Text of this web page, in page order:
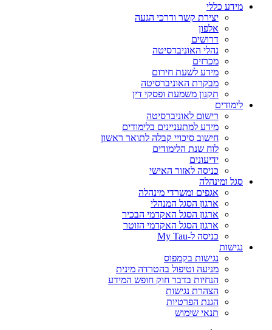
מידע כללי
יצירת קשר ודרכי הגעה
אלפון
דרושים
נהלי האוניברסיטה
מכרזים
מידע לשעת חירום
מבקרת האוניברסיטה
תקנון משמעת ופסקי דין
לימודים
רישום לאוניברסיטה
מידע למתעניינים בלימודים
חישוב סיכויי קבלה לתואר ראשון
לוח שנת הלימודים
ידיעונים
כניסה לאזור האישי
סגל ומינהלה
אגפים ומשרדי מינהלה
ארגון הסגל המנהלי
ארגון הסגל האקדמי הבכיר
ארגון הסגל האקדמי הזוטר
כניסה ל-My Tau
נגישות
נגישות בקמפוס
מניעה וטיפול בהטרדה מינית
הנחיות בדבר חוק חופש המידע
הצהרת נגישות
הגנת הפרטיות
תנאי שימוש